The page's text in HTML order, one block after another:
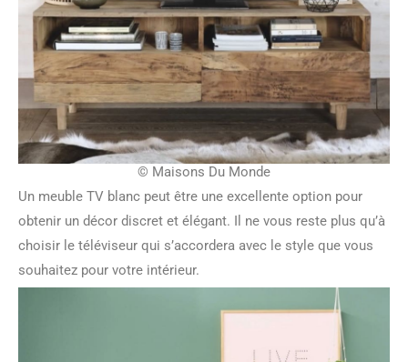
© Maisons Du Monde
Un meuble TV blanc peut être une excellente option pour
obtenir un décor discret et élégant. Il ne vous reste plus qu’à
choisir le téléviseur qui s’accordera avec le style que vous
souhaitez pour votre intérieur.